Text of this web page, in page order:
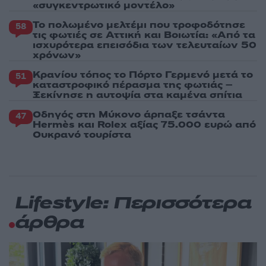
«συγκεντρωτικό μοντέλο»
58 Το πολωμένο μελτέμι που τροφοδότησε
τις φωτιές σε Αττική και Βοιωτία: «Από τα
ισχυρότερα επεισόδια των τελευταίων 50
χρόνων»
51 Κρανίου τόπος το Πόρτο Γερμενό μετά το
καταστροφικό πέρασμα της φωτιάς –
Ξεκίνησε η αυτοψία στα καμένα σπίτια
47 Οδηγός στη Μύκονο άρπαξε τσάντα
Hermès και Rolex αξίας 75.000 ευρώ από
Ουκρανό τουρίστα
Lifestyle: Περισσότερα
άρθρα